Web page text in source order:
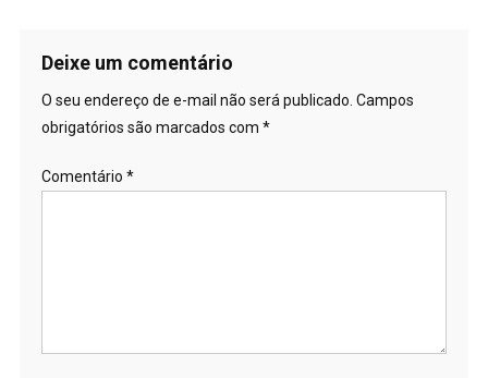
Deixe um comentário
O seu endereço de e-mail não será publicado. Campos
obrigatórios são marcados com *
Comentário *